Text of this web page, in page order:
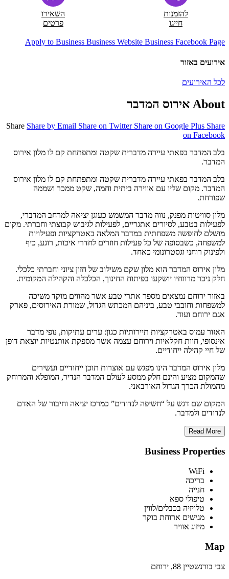
להזמנות
חייגו
השאירו
פרטים
Apply to Business Business Website Business Facebook Page
אירועים באזור
לכל האירועים
About אירוס המדבר
Share Share by Email Share on Twitter Share on Google Plus Share
on Facebook
בלב המדבר בפאתי עיירה מדברית שקטה ומתפתחת קם לו מלון אירוס
המדבר.
בלב המדבר בפאתי עיירה מדברית שקטה ומתפתחת קם לו מלון אירוס
המדבר. מקום שליו עם אווירה ביתית וחמה, שקט ממכר ושממה
שפורחת.
מלון סוויטות מפנק, נווה מדבר המשמש כעוגן יציאה למרחב המדברי,
לפעילות בטבע, לסיורים אתגריים, לפעילות לגיבוש קבוצתי וחברתי. מקום
מושלם לחופשה משפחתית במדבר המלאה באטרקציות ופעילויות
למשפחה, כשבסופה של כל פעילות חוזרים לחדרי איכות, רוגע, כיף
ולפינוק רוחני וגסטרונומי כאחד.
מלון אירוס המדבר הוא מלון שקם משילוב של חזון ציוני וחברתי כלכלי.
חלק ניכר מרווחיו יושקעו בפיתוח החינוך, הכלכלה והקהילה המקומית.
באזור ירוחם נמצאים מספר אתרי טבע אשר מהווים מוקד משיכה
למשפחות וחובבי טבע, ביניהם המכתש הגדול, שמורת האירוסים, פארק
אגם ירוחם ועוד.
האזור עמוס באטרקציות תיירותיות כגון: ערים עתיקות, נופי מדבר
אינסופי, חוות חקלאיות וירוחם עצמה אשר מספקת אותנטיות יוצאת דופן
של חיי קהילה ייחודיים.
מלון אירוס המדבר הינו מפגש עם אוצרות תוכן ייחודיים ועשירים
שהמקום מציע והינם חלק ממסע לעולם המדבר הנדיר, המופלא והמרוחק
מהמולת הכרך הגדול האורבאני.
המקום שם דגש על “חשיפה לנדודים” כמרכז יציאה וחיבור של האדם
לנדודים ולמדבר.
Read More
Business Properties
WiFi
בריכה
חנייה
טיפולי ספא
טלויזיה בכבלים/לווין
מגישים ארוחת בוקר
מיזוג אוויר
Map
צבי בורנשטיין 88, ירוחם